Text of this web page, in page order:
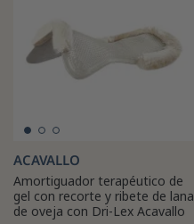
ACAVALLO
Amortiguador terapéutico de
gel con recorte y ribete de lana
de oveja con Dri-Lex Acavallo